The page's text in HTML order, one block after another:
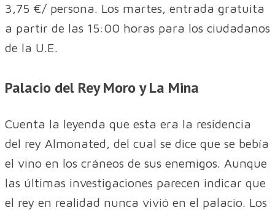
3,75 €/ persona. Los martes, entrada gratuita
a partir de las 15:00 horas para los ciudadanos
de la U.E.
Palacio del Rey Moro y La Mina
Cuenta la leyenda que esta era la residencia
del rey Almonated, del cual se dice que se bebía
el vino en los cráneos de sus enemigos. Aunque
las últimas investigaciones parecen indicar que
el rey en realidad nunca vivió en el palacio. Los